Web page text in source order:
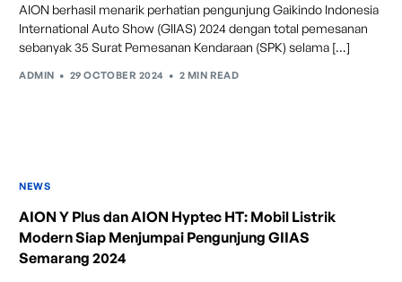
AION berhasil menarik perhatian pengunjung Gaikindo Indonesia
International Auto Show (GIIAS) 2024 dengan total pemesanan
sebanyak 35 Surat Pemesanan Kendaraan (SPK) selama […]
ADMIN 29 OCTOBER 2024 2 MIN READ
NEWS
AION Y Plus dan AION Hyptec HT: Mobil Listrik
Modern Siap Menjumpai Pengunjung GIIAS
Semarang 2024
Fitur ini memungkinkan mobil secara otomatis
mengontrol laju saat berkendara dan menjaga jarak
aman dengan kendaraan di depannya pada kecepatan 0
– 130 km/jam.